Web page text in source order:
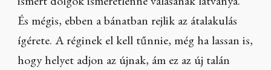
ismert dolgok ismeretlenné válásának látványa.
És mégis, ebben a bánatban rejlik az átalakulás
ígérete. A réginek el kell tűnnie, még ha lassan is,
hogy helyet adjon az újnak, ám ez az új talán